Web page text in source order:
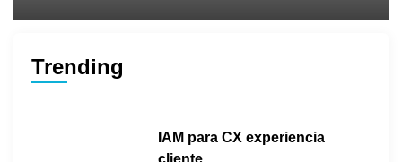
Trending
IAM para CX experiencia